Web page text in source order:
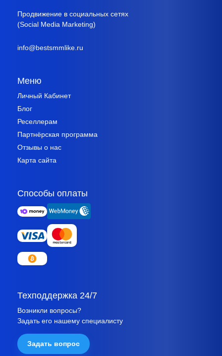
Продвижение в социальных сетях
(Social Media Marketing)
info@bestsmmlike.ru
Меню
Личный Кабинет
Блог
Реселлерам
Партнёрская программа
Отзывы о нас
Карта сайта
Способы оплаты
Техподдержка 24/7
Возникли вопросы?
Задать его нашему специалисту
Задать вопрос